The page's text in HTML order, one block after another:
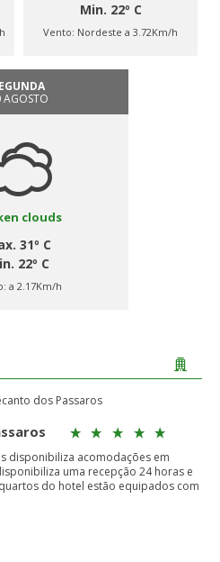
Min. 22º C
Vento: Nordeste a 3.72Km/h
AGOSTO
clouds
31º C
22º C
a 2.17Km/h
disponibiliza acomodações em
uma recepção 24 horas e